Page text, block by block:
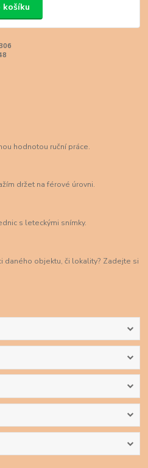
košíku
hodnotou ruční práce.
držet na férové úrovni.
s leteckými snímky.
daného objektu, či lokality? Zadejte si